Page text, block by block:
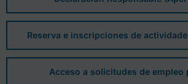
Reserva e inscripciones de
Acceso a solicitudes de empleo